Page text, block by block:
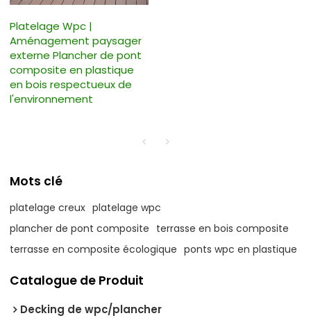
Platelage Wpc |
Aménagement paysager
externe Plancher de pont
composite en plastique
en bois respectueux de
l'environnement
Mots clé
platelage creux platelage wpc
plancher de pont composite terrasse en bois composite
terrasse en composite écologique ponts wpc en plastique
Catalogue de Produit
Decking de wpc/plancher